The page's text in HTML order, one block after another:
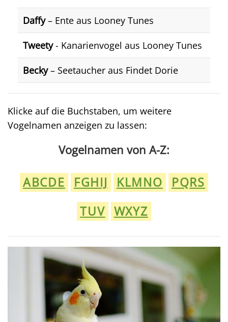
Daffy– Ente aus Looney Tunes
Tweety- Kanarienvogel aus Looney Tunes
Becky– Seetaucher aus Findet Dorie
Klicke auf die Buchstaben, um weitere
Vogelnamen anzeigen zu lassen:
Vogelnamen von A-Z:
ABCDE FGHIJ KLMNO
PQRS
TUV WXYZ